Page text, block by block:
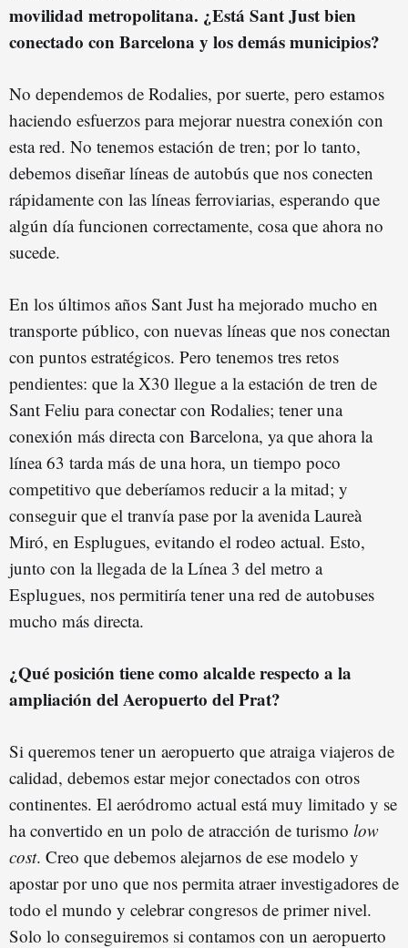
movilidad metropolitana. ¿Está Sant Just bien
conectado con Barcelona y los demás municipios?
No dependemos de Rodalies, por suerte, pero estamos
haciendo esfuerzos para mejorar nuestra conexión con
esta red. No tenemos estación de tren; por lo tanto,
debemos diseñar líneas de autobús que nos conecten
rápidamente con las líneas ferroviarias, esperando que
algún día funcionen correctamente, cosa que ahora no
sucede.
En los últimos años Sant Just ha mejorado mucho en
transporte público, con nuevas líneas que nos conectan
con puntos estratégicos. Pero tenemos tres retos
pendientes: que la X30 llegue a la estación de tren de
Sant Feliu para conectar con Rodalies; tener una
conexión más directa con Barcelona, ya que ahora la
línea 63 tarda más de una hora, un tiempo poco
competitivo que deberíamos reducir a la mitad; y
conseguir que el tranvía pase por la avenida Laureà
Miró, en Esplugues, evitando el rodeo actual. Esto,
junto con la llegada de la Línea 3 del metro a
Esplugues, nos permitiría tener una red de autobuses
mucho más directa.
¿Qué posición tiene como alcalde respecto a la
ampliación del Aeropuerto del Prat?
Si queremos tener un aeropuerto que atraiga viajeros de
calidad, debemos estar mejor conectados con otros
continentes. El aeródromo actual está muy limitado y se
ha convertido en un polo de atracción de turismo low
cost. Creo que debemos alejarnos de ese modelo y
apostar por uno que nos permita atraer investigadores de
todo el mundo y celebrar congresos de primer nivel.
Solo lo conseguiremos si contamos con un aeropuerto